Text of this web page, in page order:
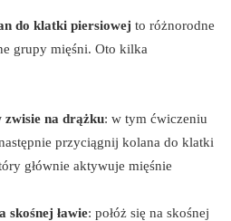
do klatki piersiowej to różnorodne
grupy mięśni. Oto kilka
zwisie na drążku: w tym ćwiczeniu
przyciągnij kolana do klatki
głównie aktywuje mięśnie
skośnej ławie: połóż się na skośnej